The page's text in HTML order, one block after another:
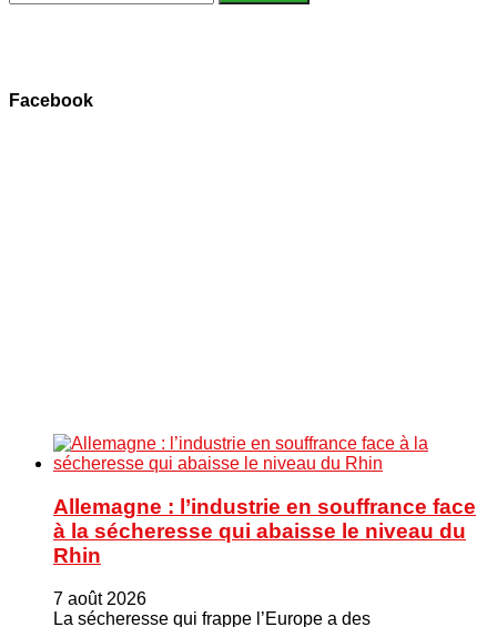
Facebook
Allemagne : l’industrie en souffrance face
à la sécheresse qui abaisse le niveau du
Rhin
7 août 2026
La sécheresse qui frappe l’Europe a des